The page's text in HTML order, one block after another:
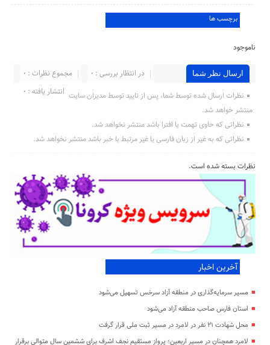
برچسب ها
ناموجود
ارسال نظر شما مجموع نظرات : 0
در انتظار بررسی : 0
انتشار یافته : ۰ نظرات ارسال شده توسط شما، پس از تایید توسط مدیران سایت
منتشر خواهد شد.
نظراتی که حاوی تهمت یا افترا باشد منتشر نخواهد شد.
نظراتی که به غیر از زبان فارسی یا غیر مرتبط با خبر باشد منتشر نخواهد شد.
نظرات بسته شده است.
آخرین اخبار
مسیر سرمایه‌گذاری در منطقه آزاد سرخس تسهیل می‌شود
استان فارس صاحب منطقه آزاد می‌شود
محل شهادت ۲۱ نفر در لامرد در مسیر ثبت ملی قرار گرفت
لامرد همچنان در مسیر اربعین؛ پرواز مستقیم نجف اشرف برای ششمین سال متوالی برقرار